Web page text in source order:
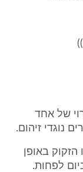
של אחד
נוגדי זיהום.
הזקוק באופן
לפחות.